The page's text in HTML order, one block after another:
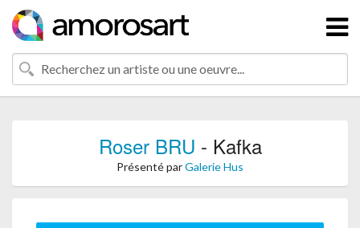
Roser BRU - Kafka
Présenté parGalerie Hus